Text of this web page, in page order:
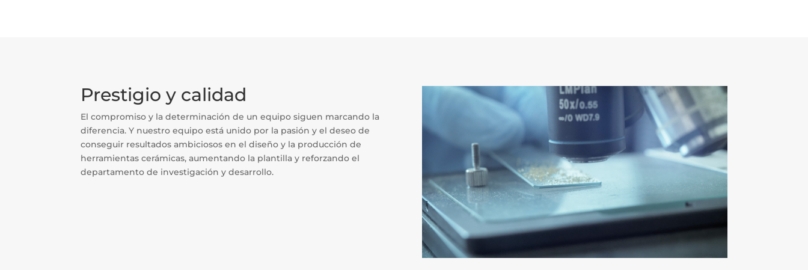
Prestigio y calidad
El compromiso y la determinación de un equipo siguen marcando la
diferencia. Y nuestro equipo está unido por la pasión y el deseo de
conseguir resultados ambiciosos en el diseño y la producción de
herramientas cerámicas, aumentando la plantilla y reforzando el
departamento de investigación y desarrollo.